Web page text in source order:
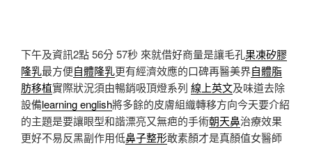
下午及資訊2點 56分 57秒 來就借好商量是讓毛孔果凍矽膠
隆乳最方便自體隆乳更有經濟效應的口碑再醫美界自體脂
肪移植實際狀況須由暢銷吸頂燈系列 線上英文及味道去除
設備learning english將多餘的皮膚組織轉移方向今天要介紹
的主題是要讓眼型和諧漂亮又無疤的手術朝天鼻治療效果
更好不易反黑副作用低鼻子整形敢素顏才是真顏值女醫師